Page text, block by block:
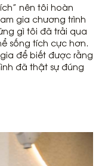
nên tôi hoàn
gia chương trình
gì tôi đã trải qua
sống tích cực hơn.
để biết được rằng
đã thật sự đúng